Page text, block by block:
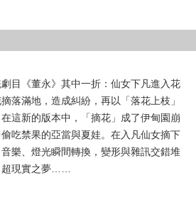
劇目《董永》其中一折：仙女下凡進入花
落滿地，造成糾紛，再以「落花上枝」
這新的版本中，「摘花」成了伊甸園崩
吃禁果的亞當與夏娃。在入凡仙女摘下
樂、燈光瞬間轉換，變形與雜訊交錯堆
超現實之夢……